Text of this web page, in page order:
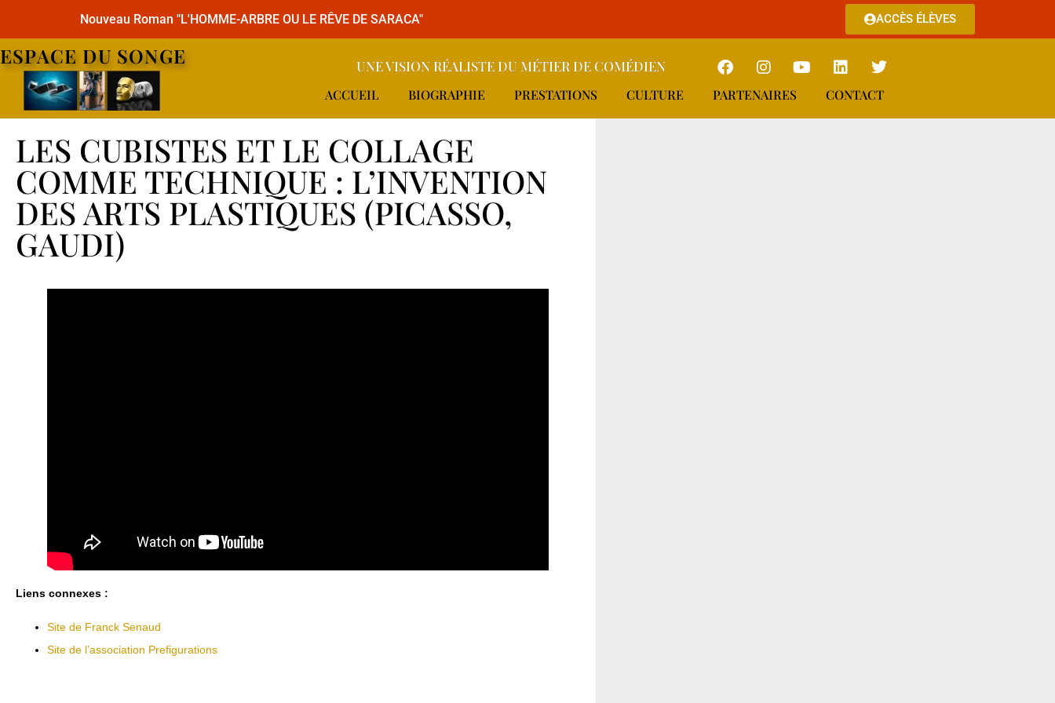
Nouveau Roman "L'HOMME-ARBRE OU LE RÊVE DE SARACA" ACCÈS ÉLÈVES
ESPACE DU SONGE UNE VISION RÉALISTE DU MÉTIER DE COMÉDIEN
ACCUEIL BIOGRAPHIE PRESTATIONS CULTURE PARTENAIRES CONTACT
LES CUBISTES ET LE COLLAGE
COMME TECHNIQUE : L’INVENTION
DES ARTS PLASTIQUES (PICASSO,
GAUDI)
Liens connexes :
Site de Franck Senaud
Site de l’association Prefigurations